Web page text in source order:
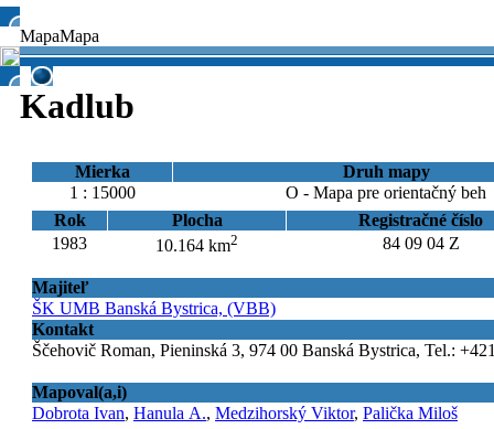
MapaMapa
Kadlub
Mierka
Druh mapy
1 : 15000
O - Mapa pre orientačný beh
Rok
Plocha
Registračné číslo
1983
10.164 km2 84 09 04 Z
Majiteľ
ŠK UMB Banská Bystrica, (VBB)
Kontakt
Ščehovič Roman, Pieninská 3, 974 00 Banská Bystrica, Tel.:
Mapoval(a,i)
Dobrota Ivan, Hanula A., Medzihorský Viktor, Palička Miloš